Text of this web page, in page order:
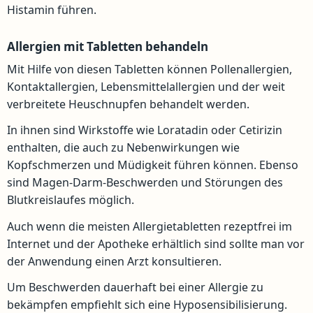
Histamin führen.
Allergien mit Tabletten behandeln
Mit Hilfe von diesen Tabletten können Pollenallergien,
Kontaktallergien, Lebensmittelallergien und der weit
verbreitete Heuschnupfen behandelt werden.
In ihnen sind Wirkstoffe wie Loratadin oder Cetirizin
enthalten, die auch zu Nebenwirkungen wie
Kopfschmerzen und Müdigkeit führen können. Ebenso
sind Magen-Darm-Beschwerden und Störungen des
Blutkreislaufes möglich.
Auch wenn die meisten Allergietabletten rezeptfrei im
Internet und der Apotheke erhältlich sind sollte man vor
der Anwendung einen Arzt konsultieren.
Um Beschwerden dauerhaft bei einer Allergie zu
bekämpfen empfiehlt sich eine Hyposensibilisierung.